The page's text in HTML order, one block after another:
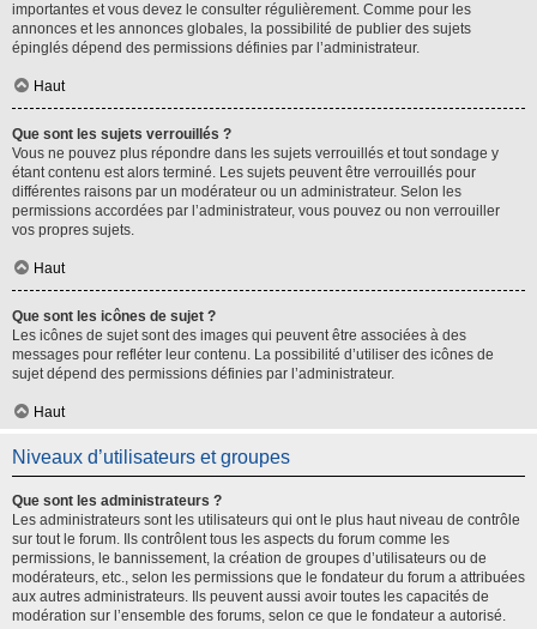
importantes et vous devez le consulter régulièrement. Comme pour les
annonces et les annonces globales, la possibilité de publier des sujets
épinglés dépend des permissions définies par l’administrateur.
Haut
Que sont les sujets verrouillés ?
Vous ne pouvez plus répondre dans les sujets verrouillés et tout sondage y
étant contenu est alors terminé. Les sujets peuvent être verrouillés pour
différentes raisons par un modérateur ou un administrateur. Selon les
permissions accordées par l’administrateur, vous pouvez ou non verrouiller
vos propres sujets.
Haut
Que sont les icônes de sujet ?
Les icônes de sujet sont des images qui peuvent être associées à des
messages pour refléter leur contenu. La possibilité d’utiliser des icônes de
sujet dépend des permissions définies par l’administrateur.
Haut
Niveaux d’utilisateurs et groupes
Que sont les administrateurs ?
Les administrateurs sont les utilisateurs qui ont le plus haut niveau de contrôle
sur tout le forum. Ils contrôlent tous les aspects du forum comme les
permissions, le bannissement, la création de groupes d’utilisateurs ou de
modérateurs, etc., selon les permissions que le fondateur du forum a attribuées
aux autres administrateurs. Ils peuvent aussi avoir toutes les capacités de
modération sur l’ensemble des forums, selon ce que le fondateur a autorisé.